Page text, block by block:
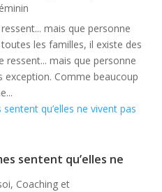
mais que personne
les familles, il existe des
mais que personne
Comme beaucoup
sentent qu’elles ne
, Coaching et